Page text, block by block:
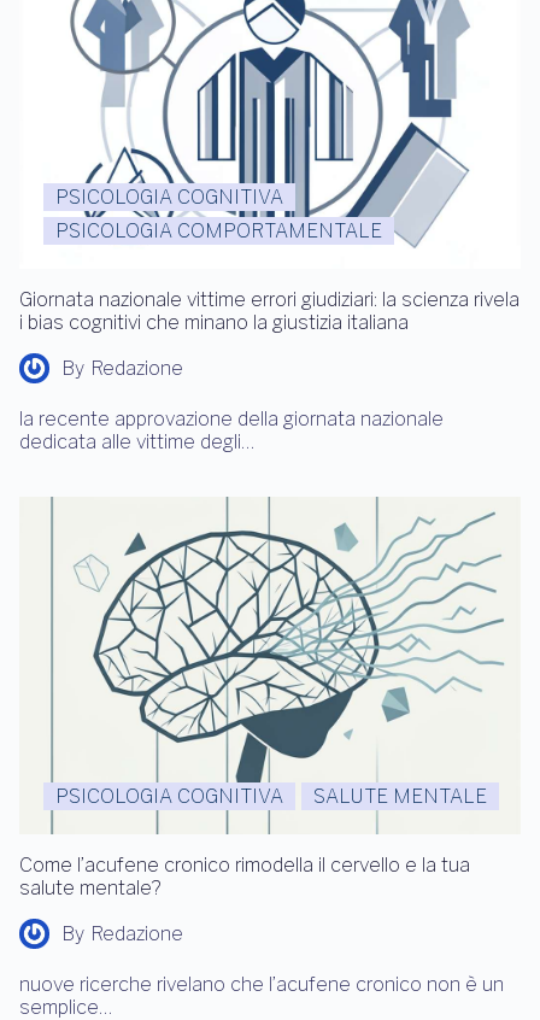
PSICOLOGIA COGNITIVA
PSICOLOGIA COMPORTAMENTALE
Giornata nazionale vittime errori giudiziari: la scienza rivela
i bias cognitivi che minano la giustizia italiana
By Redazione
la recente approvazione della giornata nazionale
dedicata alle vittime degli…
PSICOLOGIA COGNITIVA SALUTE MENTALE
Come l’acufene cronico rimodella il cervello e la tua
salute mentale?
By Redazione
nuove ricerche rivelano che l’acufene cronico non è un
semplice…